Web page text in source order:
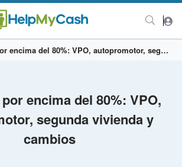
Hipotecas por encima del 80%: VPO, autopromotor, segunda vivienda y cambios
encima del 80%: VPO,
segunda vivienda y
cambios